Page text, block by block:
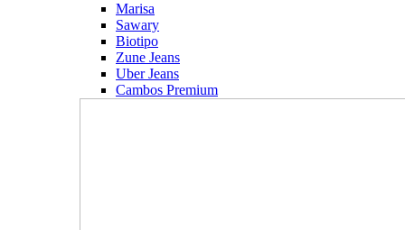
Marisa
Sawary
Biotipo
Zune Jeans
Uber Jeans
Cambos Premium